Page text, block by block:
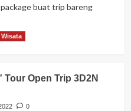
package buat trip bareng
Tour Open Trip 3D2N
0